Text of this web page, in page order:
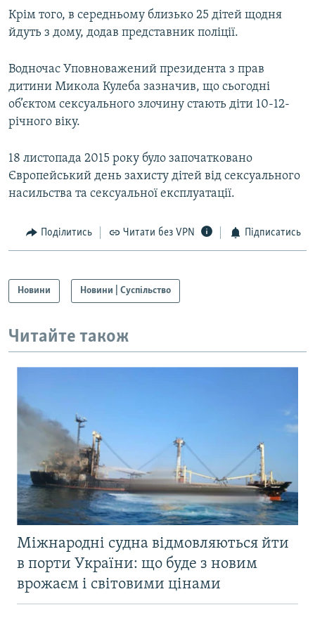
Крім того, в середньому близько 25 дітей щодня
йдуть з дому, додав представник поліції.
Водночас Уповноважений президента з прав
дитини Микола Кулеба зазначив, що сьогодні
об’єктом сексуального злочину стають діти 10-12-
річного віку.
18 листопада 2015 року було започатковано
Європейський день захисту дітей від сексуального
насильства та сексуальної експлуатації.
Поділитись Читати без VPN Підписатись
Новини Новини | Суспільство
Читайте також
Міжнародні судна відмовляються йти
в порти України: що буде з новим
врожаєм і світовими цінами